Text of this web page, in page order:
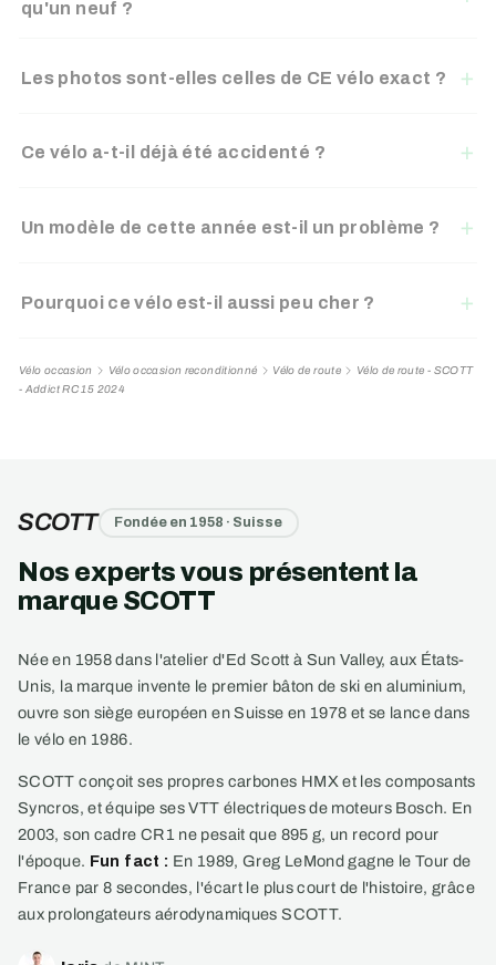
qu'un neuf ?
Les photos sont-elles celles de CE vélo exact ?
Ce vélo a-t-il déjà été accidenté ?
Un modèle de cette année est-il un problème ?
Pourquoi ce vélo est-il aussi peu cher ?
Vélo occasion Vélo occasion reconditionné Vélo de route
Vélo de route - SCOTT
- Addict RC 15 2024
SCOTT Fondée en 1958 · Suisse
Nos experts vous présentent la
marque SCOTT
Née en 1958 dans l'atelier d'Ed Scott à Sun Valley, aux États-
Unis, la marque invente le premier bâton de ski en aluminium,
ouvre son siège européen en Suisse en 1978 et se lance dans
le vélo en 1986.
SCOTT conçoit ses propres carbones HMX et les composants
Syncros, et équipe ses VTT électriques de moteurs Bosch. En
2003, son cadre CR1 ne pesait que 895 g, un record pour
l'époque. Fun fact : En 1989, Greg LeMond gagne le Tour de
France par 8 secondes, l'écart le plus court de l'histoire, grâce
aux prolongateurs aérodynamiques SCOTT.